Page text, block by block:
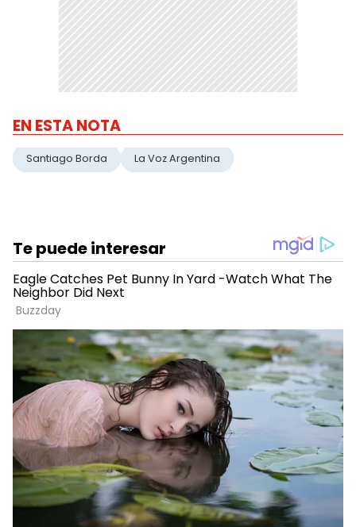
EN ESTA NOTA
Santiago Borda La Voz Argentina